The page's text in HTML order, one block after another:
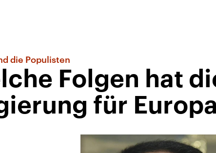
die Populisten
Folgen hat
für